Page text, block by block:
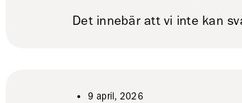
Det innebär att vi inte kan
9 april, 2026